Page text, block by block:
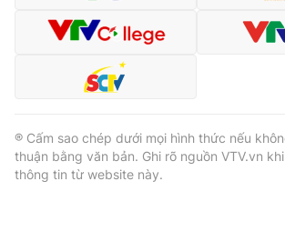
® Cấm sao chép dưới mọi hình thức nếu
thuận bằng văn bản. Ghi rõ nguồn VTV.vn
thông tin từ website này.